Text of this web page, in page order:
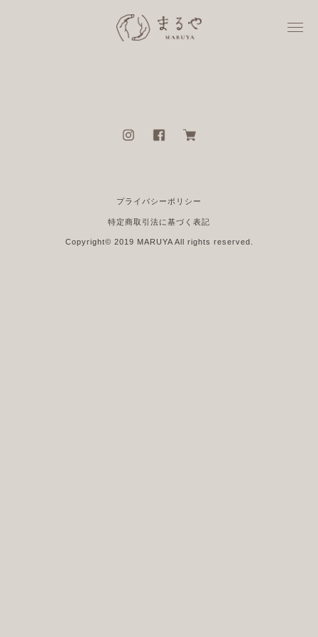
プライバシーポリシー
特定商取引法に基づく表記
Copyright© 2019 MARUYA All rights reserved.